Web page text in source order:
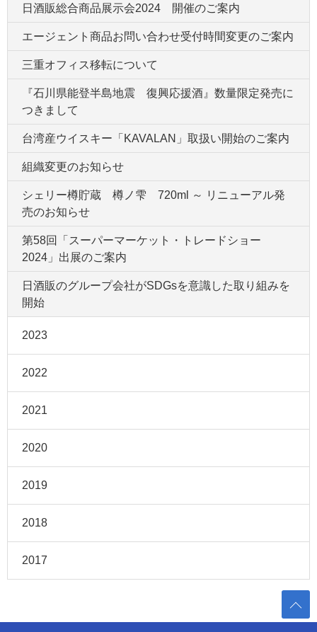
日酒販総合商品展示会2024 開催のご案内
エージェント商品お問い合わせ受付時間変更のご案内
三重オフィス移転について
『石川県能登半島地震 復興応援酒』数量限定発売に
つきまして
台湾産ウイスキー「KAVALAN」取扱い開始のご案内
組織変更のお知らせ
シェリー樽貯蔵 樽ノ雫 720ml ～ リニューアル発
売のお知らせ
第58回「スーパーマーケット・トレードショー
2024」出展のご案内
日酒販のグループ会社がSDGsを意識した取り組みを
開始
2023
2022
2021
2020
2019
2018
2017